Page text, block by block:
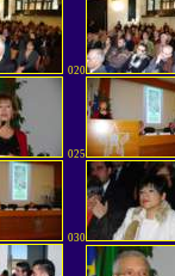
020
025
030